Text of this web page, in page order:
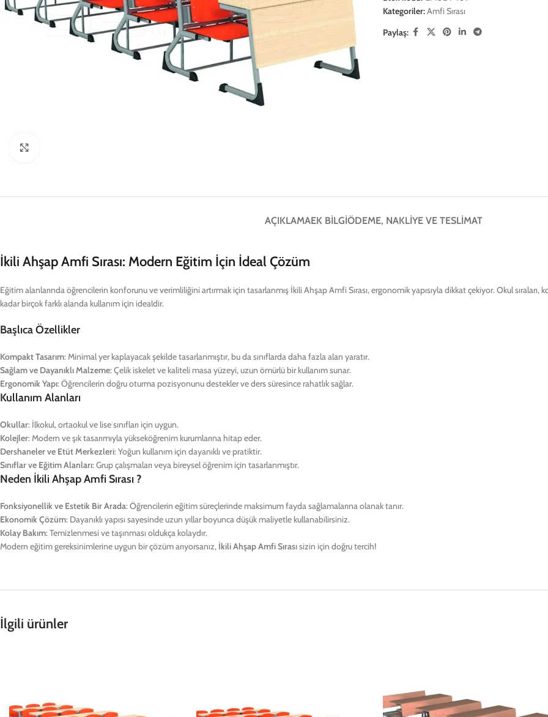
Kategoriler:Amfi Sırası
Paylaş:
AÇIKLAMAEK BILGIÖDEME, NAKLIYE VE TESLIMAT
İkili Ahşap Amfi Sırası: Modern Eğitim İçin İdeal Çözüm
Eğitim alanlarında öğrencilerin konforunu ve verimliliğini artırmak için tasarlanmış İkili Ahşap Amfi Sırası, ergonomik yapısıyla dikkat çekiyor. Okul
kadar birçok farklı alanda kullanım için idealdir.
Başlıca Özellikler
Kompakt Tasarım: Minimal yer kaplayacak şekilde tasarlanmıştır, bu da sınıflarda daha fazla alan yaratır.
Sağlam ve Dayanıklı Malzeme: Çelik iskelet ve kaliteli masa yüzeyi, uzun ömürlü bir kullanım sunar.
Ergonomik Yapı: Öğrencilerin doğru oturma pozisyonunu destekler ve ders süresince rahatlık sağlar.
Kullanım Alanları
Okullar: İlkokul, ortaokul ve lise sınıfları için uygun.
Kolejler: Modern ve şık tasarımıyla yükseköğrenim kurumlarına hitap eder.
Dershaneler ve Etüt Merkezleri: Yoğun kullanım için dayanıklı ve pratiktir.
Sınıflar ve Eğitim Alanları: Grup çalışmaları veya bireysel öğrenim için tasarlanmıştır.
Neden İkili Ahşap Amfi Sırası ?
Fonksiyonellik ve Estetik Bir Arada: Öğrencilerin eğitim süreçlerinde maksimum fayda sağlamalarına olanak tanır.
Ekonomik Çözüm: Dayanıklı yapısı sayesinde uzun yıllar boyunca düşük maliyetle kullanabilirsiniz.
Kolay Bakım: Temizlenmesi ve taşınması oldukça kolaydır.
Modern eğitim gereksinimlerine uygun bir çözüm arıyorsanız, İkili Ahşap Amfi Sırasısizin için doğru tercih!
İlgili ürünler